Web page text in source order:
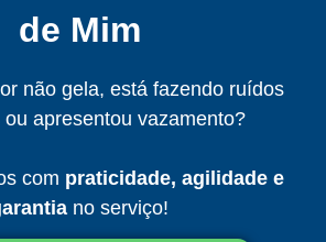
de Mim
não gela, está fazendo ruídos
apresentou vazamento?
com praticidade, agilidade e
no serviço!